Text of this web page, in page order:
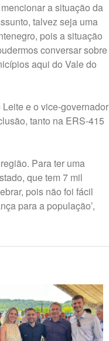
a situação da
talvez seja uma
pois a situação
conversar sobre
aqui do Vale do
e o vice-governador
tanto na ERS-415
Para ter uma
que tem 7 mil
pois não foi fácil
para a população’,